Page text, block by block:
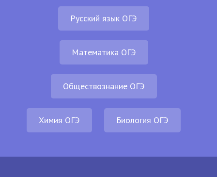
Русский язык ОГЭ
Математика ОГЭ
Обществознание ОГЭ
Химия ОГЭ Биология ОГЭ